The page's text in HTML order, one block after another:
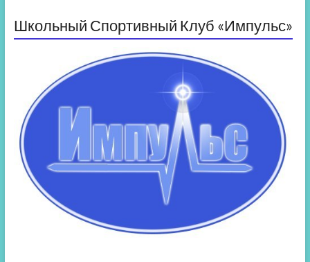
Школьный Спортивный Клуб «Импульс»